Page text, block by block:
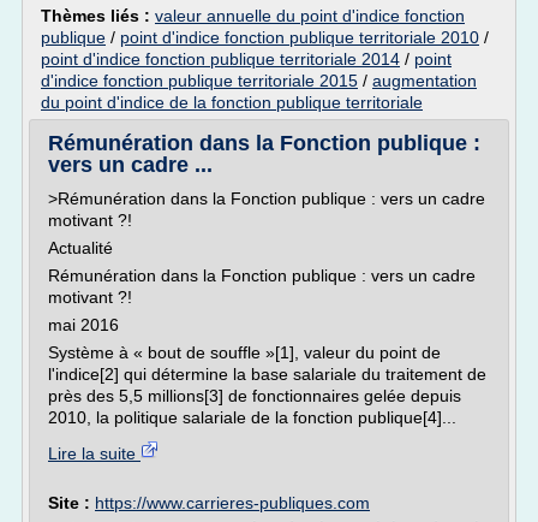
Thèmes liés : valeur annuelle du point d'indice fonction
publique / point d'indice fonction publique territoriale 2010 /
point d'indice fonction publique territoriale 2014 / point
d'indice fonction publique territoriale 2015 / augmentation
du point d'indice de la fonction publique territoriale
Rémunération dans la Fonction publique :
vers un cadre ...
>Rémunération dans la Fonction publique : vers un cadre
motivant ?!
Actualité
Rémunération dans la Fonction publique : vers un cadre
motivant ?!
mai 2016
Système à « bout de souffle »[1], valeur du point de
l'indice[2] qui détermine la base salariale du traitement de
près des 5,5 millions[3] de fonctionnaires gelée depuis
2010, la politique salariale de la fonction publique[4]...
Lire la suite
Site : https://www.carrieres-publiques.com